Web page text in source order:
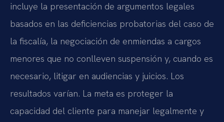
incluye la presentación de argumentos legales
basados en las deficiencias probatorias del caso de
la fiscalía, la negociación de enmiendas a cargos
menores que no conlleven suspensión y, cuando es
necesario, litigar en audiencias y juicios. Los
resultados varían. La meta es proteger la
capacidad del cliente para manejar legalmente y